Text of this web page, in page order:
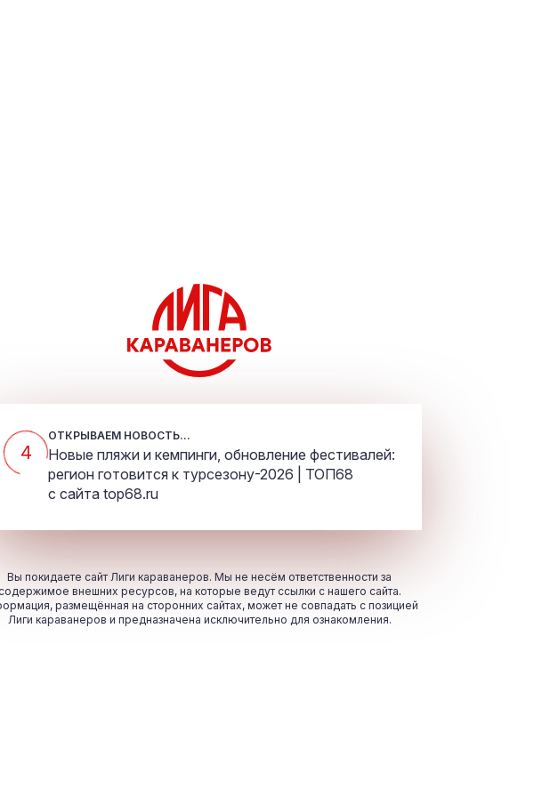
4
ОТКРЫВАЕМ НОВОСТЬ...
Новые пляжи и кемпинги, обновление фестивалей:
регион готовится к турсезону-2026 | ТОП68
с сайта top68.ru
Вы покидаете сайт Лиги караванеров. Мы не несём ответственности за
внешних ресурсов, на которые ведут ссылки с нашего сайта.
размещённая на сторонних сайтах, может не совпадать с позицией
Лиги караванеров и предназначена исключительно для ознакомления.